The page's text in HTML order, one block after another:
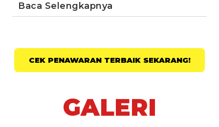
Baca Selengkapnya
CEK PENAWARAN TERBAIK SEKARANG!
GALERI